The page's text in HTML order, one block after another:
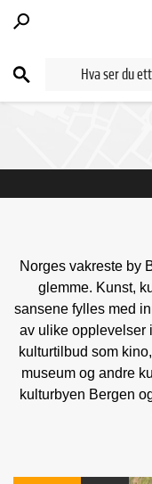
Norges vakreste by
glemme. Kunst,
sansene fylles med
av ulike opplevelser
kulturtilbud som
museum og andre
kulturbyen Bergen